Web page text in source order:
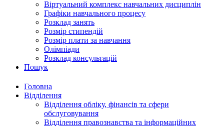
Віртуальний комплекс навчальних дисциплін
Графіки навчального процесу
Розклад занять
Розмір стипендій
Розмір плати за навчання
Олімпіади
Розклад консультацій
Пошук
Головна
Відділення
Відділення обліку, фінансів та сфери
обслуговування
Відділення правознавства та інформаційних